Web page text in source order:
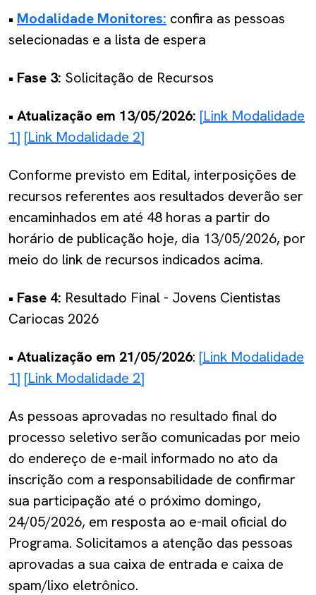
• Modalidade Monitores: confira as pessoas
selecionadas e a lista de espera
• Fase 3: Solicitação de Recursos
• Atualização em 13/05/2026: [Link Modalidade
1] [Link Modalidade 2]
Conforme previsto em Edital, interposições de
recursos referentes aos resultados deverão ser
encaminhados em até 48 horas a partir do
horário de publicação hoje, dia 13/05/2026, por
meio do link de recursos indicados acima.
• Fase 4: Resultado Final - Jovens Cientistas
Cariocas 2026
• Atualização em 21/05/2026: [Link Modalidade
1] [Link Modalidade 2]
As pessoas aprovadas no resultado final do
processo seletivo serão comunicadas por meio
do endereço de e-mail informado no ato da
inscrição com a responsabilidade de confirmar
sua participação até o próximo domingo,
24/05/2026, em resposta ao e-mail oficial do
Programa. Solicitamos a atenção das pessoas
aprovadas a sua caixa de entrada e caixa de
spam/lixo eletrônico.